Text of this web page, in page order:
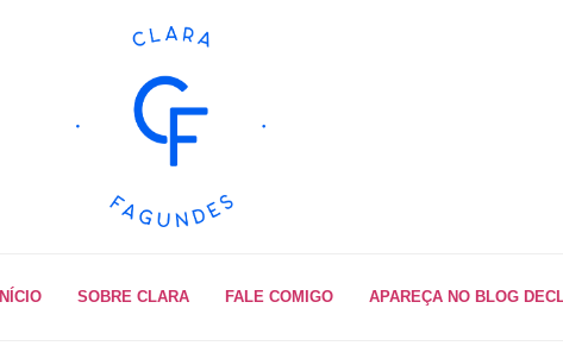
INÍCIO SOBRE CLARA FALE COMIGO APAREÇA NO BLOG